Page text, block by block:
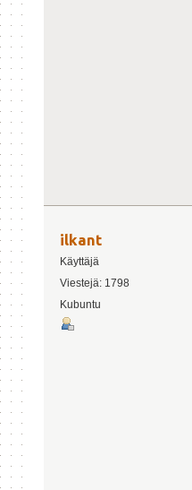
ilkant
Käyttäjä
Viestejä: 1798
Kubuntu